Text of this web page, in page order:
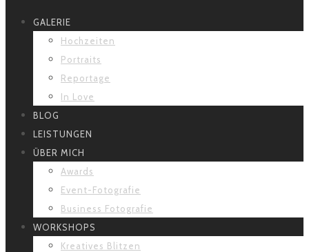
GALERIE
Hochzeiten
Portraits
Reportage
In Love
BLOG
LEISTUNGEN
ÜBER MICH
Awards
Event-Fotografie
Business Fotografie
WORKSHOPS
Kreatives Blitzen